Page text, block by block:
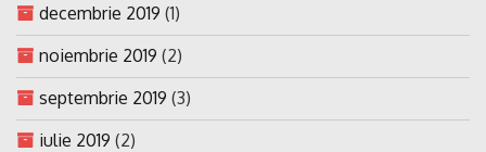
decembrie 2019 (1)
noiembrie 2019 (2)
septembrie 2019 (3)
iulie 2019 (2)